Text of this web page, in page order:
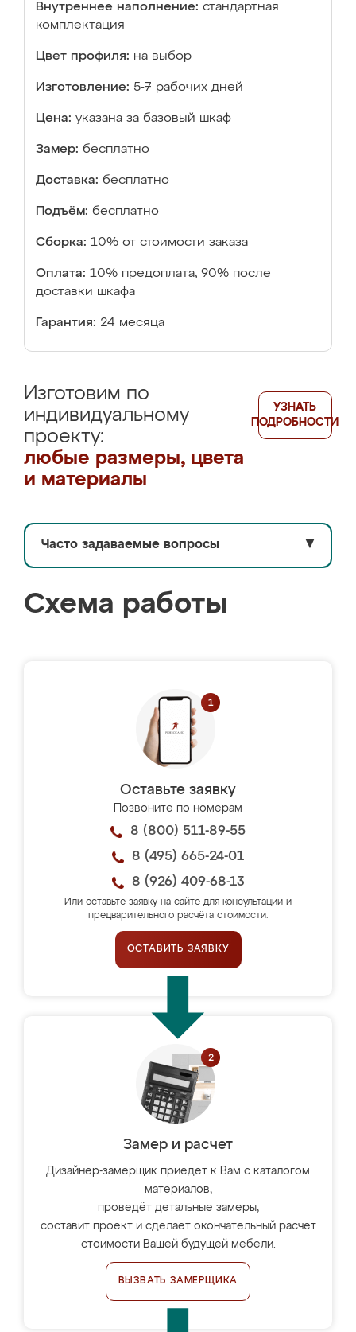
Внутреннее наполнение: стандартная
комплектация
Цвет профиля: на выбор
Изготовление: 5-7 рабочих дней
Цена: указана за базовый шкаф
Замер: бесплатно
Доставка: бесплатно
Подъём: бесплатно
Сборка: 10% от стоимости заказа
Оплата: 10% предоплата, 90% после
доставки шкафа
Гарантия: 24 месяца
Изготовим по
индивидуальному
проекту:
любые размеры, цвета
и материалы
УЗНАТЬ
ПОДРОБНОСТИ
Часто задаваемые вопросы ▼
Схема работы
Оставьте заявку
Позвоните по номерам
8 (800) 511-89-55
8 (495) 665-24-01
8 (926) 409-68-13
Или оставьте заявку на сайте для консультации и
предварительного расчёта стоимости.
ОСТАВИТЬ ЗАЯВКУ
Замер и расчет
Дизайнер-замерщик приедет к Вам с каталогом
материалов,
проведёт детальные замеры,
составит проект и сделает окончательный расчёт
стоимости Вашей будущей мебели.
ВЫЗВАТЬ ЗАМЕРЩИКА